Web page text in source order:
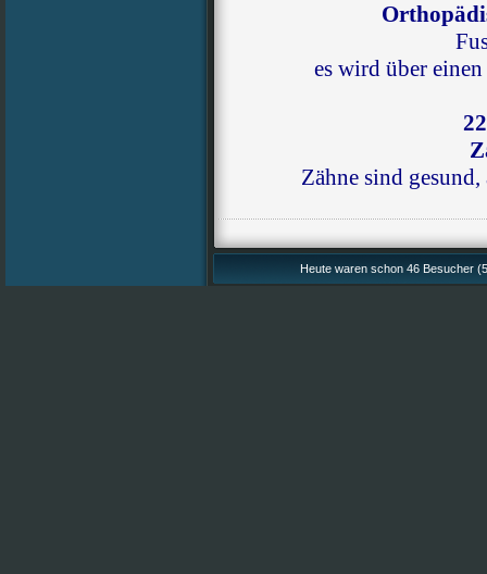
es wird über
Zähne sind
Heute waren schon 46 Besucher